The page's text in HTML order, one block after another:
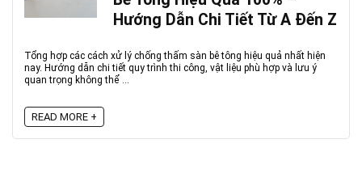
Hướng Dẫn Chi Tiết Từ A Đến Z
Tổng hợp các cách xử lý chống thấm sàn bê tông hiệu quả nhất hiện
nay. Hướng dẫn chi tiết quy trình thi công, vật liệu phù hợp và lưu ý
quan trọng không thể ...
READ MORE +